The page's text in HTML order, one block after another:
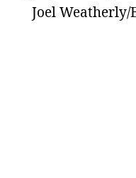
Joel Weatherly/